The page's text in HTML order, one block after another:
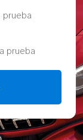
prueba
prueba